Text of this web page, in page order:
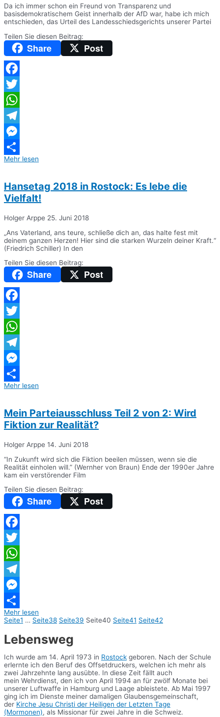
Da ich immer schon ein Freund von Transparenz und
basisdemokratischem Geist innerhalb der AfD war, habe ich mich
entschieden, das Urteil des Landesschiedsgerichts unserer Partei
Teilen Sie diesen Beitrag:
Share Post
Facebook
Twitter
WhatsApp
Telegram
Messenger
Teilen
Mehr lesen
Hansetag 2018 in Rostock: Es lebe die
Vielfalt!
Holger Arppe 25. Juni 2018
„Ans Vaterland, ans teure, schließe dich an, das halte fest mit
deinem ganzen Herzen! Hier sind die starken Wurzeln deiner Kraft.“
(Friedrich Schiller) In den
Teilen Sie diesen Beitrag:
Share Post
Facebook
Twitter
WhatsApp
Telegram
Messenger
Teilen
Mehr lesen
Mein Parteiausschluss Teil 2 von 2: Wird
Fiktion zur Realität?
Holger Arppe 14. Juni 2018
“In Zukunft wird sich die Fiktion beeilen müssen, wenn sie die
Realität einholen will.” (Wernher von Braun) Ende der 1990er Jahre
kam ein verstörender Film
Teilen Sie diesen Beitrag:
Share Post
Facebook
Twitter
WhatsApp
Telegram
Messenger
Teilen
Mehr lesen
Seite1 … Seite38 Seite39 Seite40 Seite41 Seite42
Lebensweg
Ich wurde am 14. April 1973 in Rostock geboren. Nach der Schule
erlernte ich den Beruf des Offsetdruckers, welchen ich mehr als
zwei Jahrzehnte lang ausübte. In diese Zeit fällt auch
mein Wehrdienst, den ich von April 1994 an für zwölf Monate bei
unserer Luftwaffe in Hamburg und Laage ableistete. Ab Mai 1997
ging ich im Dienste meiner damaligen Glaubensgemeinschaft,
der Kirche Jesu Christi der Heiligen der Letzten Tage
(Mormonen), als Missionar für zwei Jahre in die Schweiz.